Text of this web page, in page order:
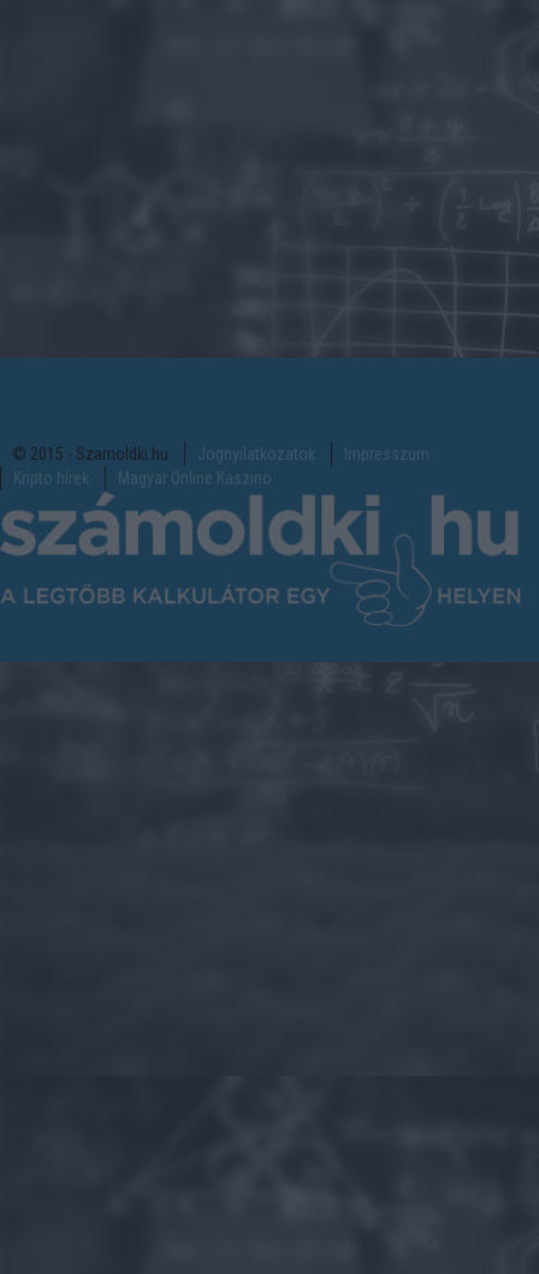
© 2015 - Szamoldki.hu Jognyilatkozatok
Impresszum
Kripto hírek
Magyar Online Kaszino